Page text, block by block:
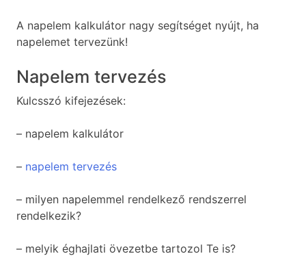
A napelem kalkulátor nagy segítséget nyújt, ha
napelemet tervezünk!
Napelem tervezés
Kulcsszó kifejezések:
– napelem kalkulátor
– napelem tervezés
– milyen napelemmel rendelkező rendszerrel
rendelkezik?
– melyik éghajlati övezetbe tartozol Te is?